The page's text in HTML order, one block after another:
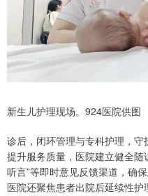
新生儿护理现场。924医院供图
诊后，闭环管理与专科护理，守
提升服务质量，医院建立健全随
听言”等即时意见反馈渠道，确
医院还聚焦患者出院后延续性